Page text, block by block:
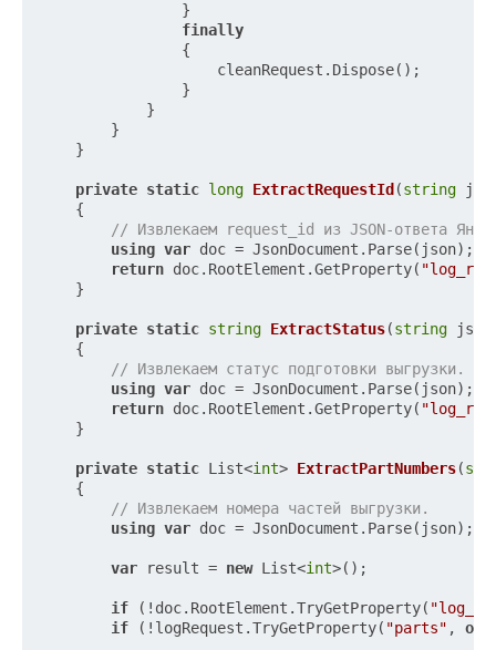
                }
finally
                {
                    cleanRequest.Dispose();
                }
            }
        }
    }
private static long ExtractRequestId (string
    {
// Извлекаем request_id из JSON-ответа
using var doc = JsonDocument.Parse(json);
return doc.RootElement.GetProperty(
    }
private static string ExtractStatus(string json
    {
// Извлекаем статус подготовки выгрузки.
using var doc = JsonDocument.Parse(json);
return doc.RootElement.GetProperty(
    }
private static List<int> ExtractPartNumbers(
    {
// Извлекаем номера частей выгрузки.
using var doc = JsonDocument.Parse(json);
var result = new List<int>();
if (!doc.RootElement.TryGetProperty(
if (!logRequest.TryGetProperty( "parts" , out